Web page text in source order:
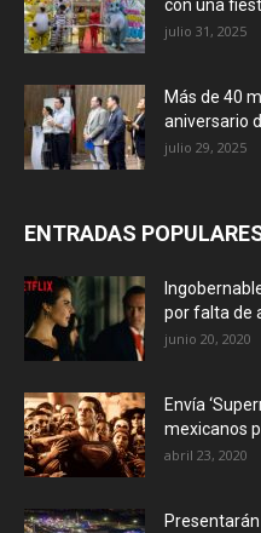
con una
julio 31, 2025
Más de 40
aniversario
julio 29, 2025
ENTRADAS
por falta de
junio 20, 2020
Envía
mexicanos
abril 23, 2020